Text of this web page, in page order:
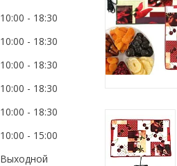
10:00
18:30
10:00
18:30
10:00
18:30
10:00
18:30
10:00
18:30
10:00
15:00
Выходной